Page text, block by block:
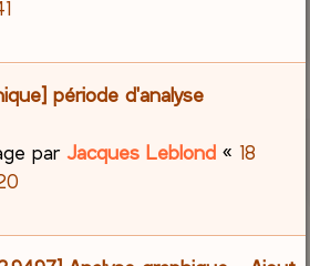
période d'analyse
parJacques Leblond « 18